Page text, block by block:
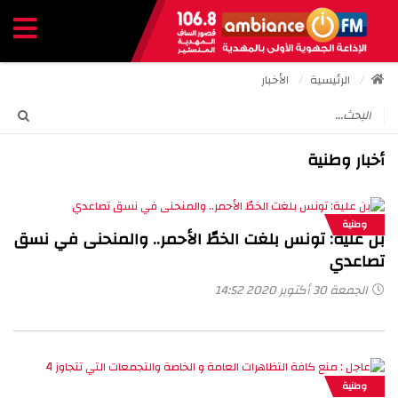
الرئيسية الأخبار
أخبار وطنية
وطنية
بن علية: تونس بلغت الخطّ الأحمر.. والمنحنى في نسق
تصاعدي
الجمعة 30 أكتوبر 2020 14:52
وطنية